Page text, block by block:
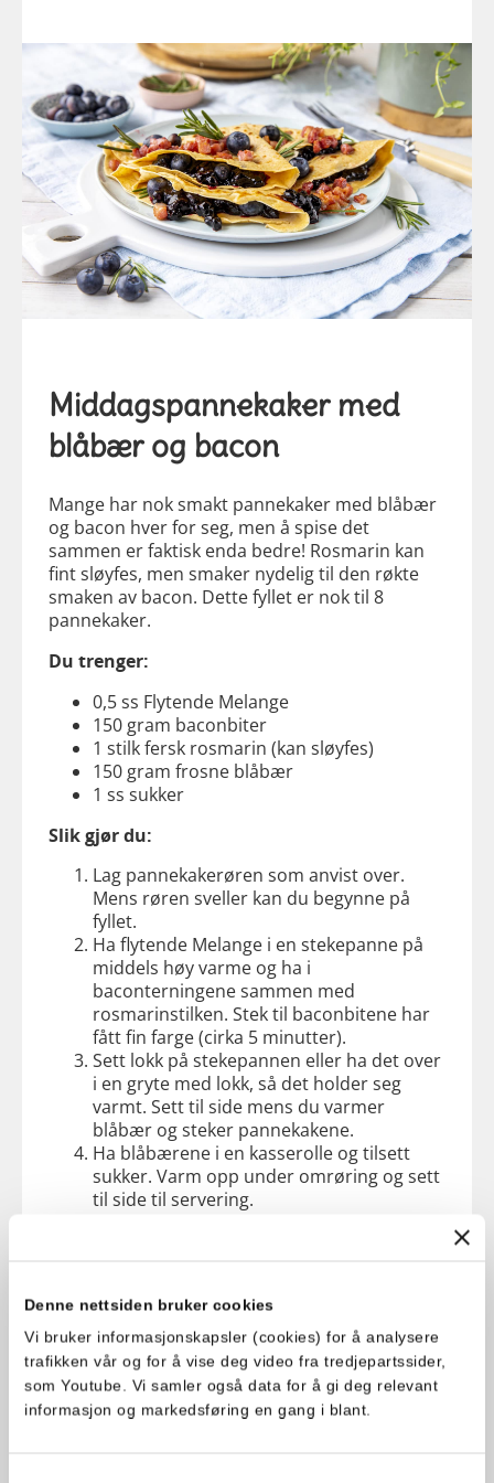
Denne nettsiden bruker cookies
Vi bruker informasjonskapsler (cookies) for å analysere
trafikken vår og for å vise deg video fra tredjepartssider,
som Youtube. Vi samler også data for å gi deg relevant
informasjon og markedsføring en gang i blant.
Middagspannekaker med
blåbær og bacon
Mange har nok smakt pannekaker med blåbær
og bacon hver for seg, men å spise det
sammen er faktisk enda bedre! Rosmarin kan
fint sløyfes, men smaker nydelig til den røkte
smaken av bacon. Dette fyllet er nok til 8
pannekaker.
Du trenger:
0,5 ss Flytende Melange
150 gram baconbiter
1 stilk fersk rosmarin (kan sløyfes)
150 gram frosne blåbær
1 ss sukker
Slik gjør du:
Lag pannekakerøren som anvist over.
Mens røren sveller kan du begynne på
fyllet.
Ha flytende Melange i en stekepanne på
middels høy varme og ha i
baconterningene sammen med
rosmarinstilken. Stek til baconbitene har
fått fin farge (cirka 5 minutter).
Sett lokk på stekepannen eller ha det over
i en gryte med lokk, så det holder seg
varmt. Sett til side mens du varmer
blåbær og steker pannekakene.
Ha blåbærene i en kasserolle og tilsett
sukker. Varm opp under omrøring og sett
til side til servering.